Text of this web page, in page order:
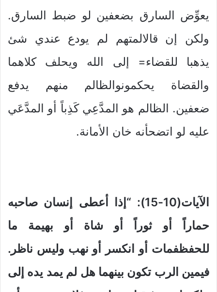
يعوِّض السارق بضعفين لو ضبط السارق.
ولكن إن قالالمتهم لم يودع عندي شئ
يذهبا للقضاء= إلى الله ويحلف كلاهما
والقضاة يحكمونوالظالم منهم يدفع
ضعفين. الظالم هو المدَّعِي كَذِباً أو المدَّعَي
عليه لو اتضحأنه خان الأمانة.
الآيات(10-15): “إذا أعطى إنسان صاحبه
حماراً أو ثوراً أو شاة أو بهيمة ما
للحفظفمات أو انكسر أو نهب وليس ناظر.
فيمين الرب تكون بينهما هل لم يمد يده إلى